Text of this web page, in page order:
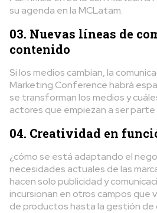
su agenda en la MCLatam.
03. Nuevas líneas de
contenido
Si los medios cambian, la
Marketing Conference habrá
se transforman los medios y
actores que empiezan a ser
04. Creatividad en
¿cómo se está adaptando el
necesidades actuales de las
hacen solo publicidad y
incursionan en otros campos que
de productos hasta la gestión de